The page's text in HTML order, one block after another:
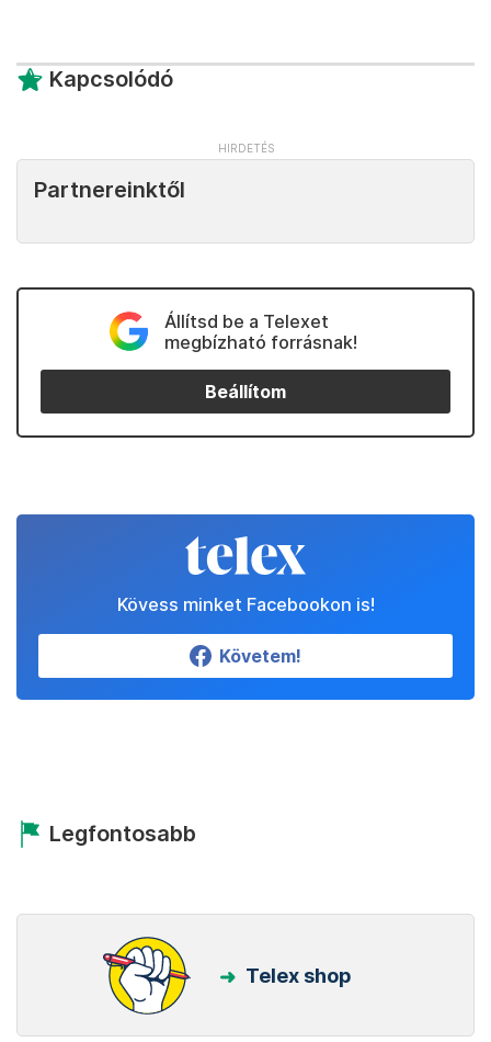
Kapcsolódó
Partnereinktől
Állítsd be a Telexet
megbízható forrásnak!
Beállítom
Kövess minket Facebookon is!
Követem!
Legfontosabb
Telex shop